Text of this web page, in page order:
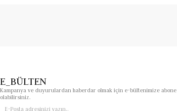
E_BÜLTEN
Kampanya ve duyurulardan haberdar olmak için e-bültenimize abone
olabilirsiniz.